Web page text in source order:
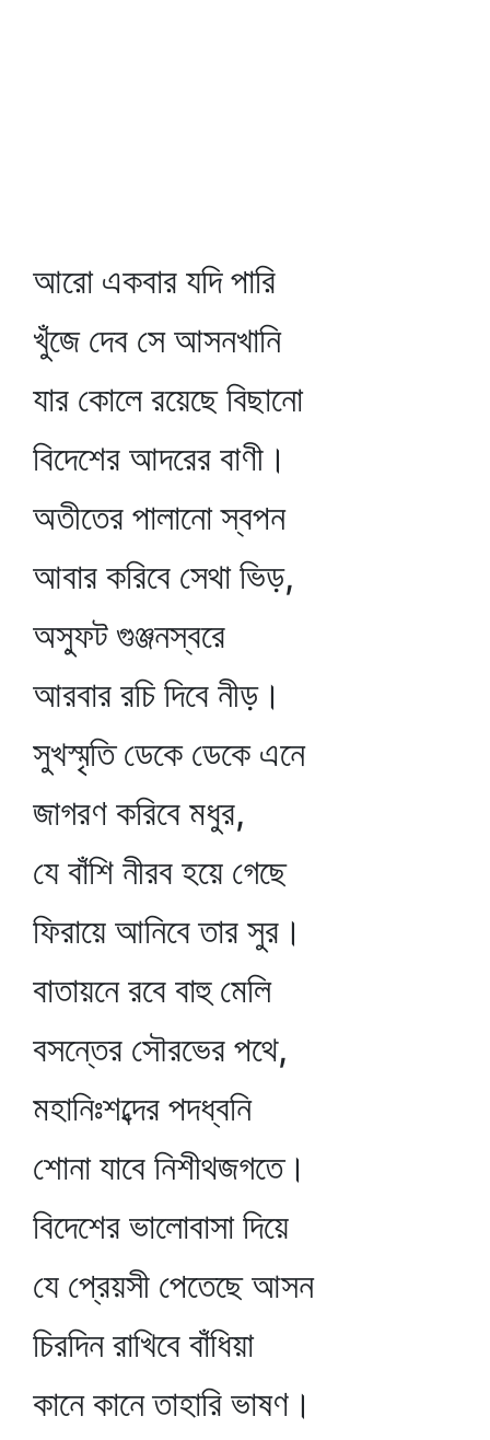
আরো একবার যদি পারি
খুঁজে দেব সে আসনখানি
যার কোলে রয়েছে বিছানো
বিদেশের আদরের বাণী।
অতীতের পালানো স্বপন
আবার করিবে সেথা ভিড়,
অস্ফুট গুঞ্জনস্বরে
আরবার রচি দিবে নীড়।
সুখস্মৃতি ডেকে ডেকে এনে
জাগরণ করিবে মধুর,
যে বাঁশি নীরব হয়ে গেছে
ফিরায়ে আনিবে তার সুর।
বাতায়নে রবে বাহু মেলি
বসন্তের সৌরভের পথে,
মহানিঃশব্দের পদধ্বনি
শোনা যাবে নিশীথজগতে।
বিদেশের ভালোবাসা দিয়ে
যে প্রেয়সী পেতেছে আসন
চিরদিন রাখিবে বাঁধিয়া
কানে কানে তাহারি ভাষণ।